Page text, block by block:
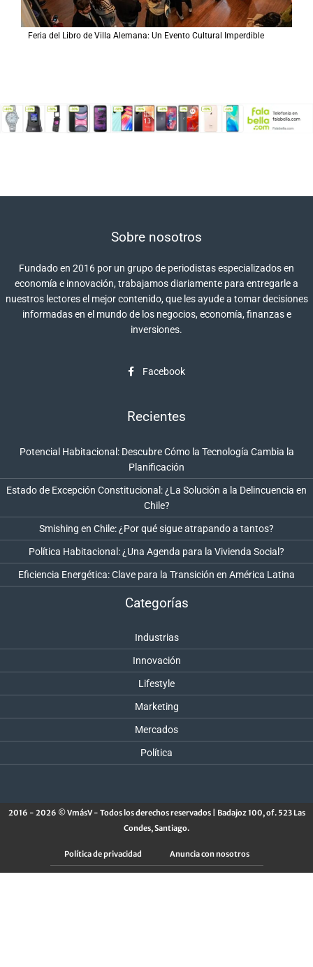
Feria del Libro de Villa Alemana: Un Evento Cultural Imperdible
Sobre nosotros
Fundado en 2016 por un grupo de periodistas especializados en
economía e innovación, trabajamos diariamente para entregarle a
nuestros lectores el mejor contenido, que les ayude a tomar decisiones
informadas en el mundo de los negocios, economía, finanzas e
inversiones.
Facebook
Recientes
Potencial Habitacional: Descubre Cómo la Tecnología Cambia la
Planificación
Estado de Excepción Constitucional: ¿La Solución a la Delincuencia en
Chile?
Smishing en Chile: ¿Por qué sigue atrapando a tantos?
Política Habitacional: ¿Una Agenda para la Vivienda Social?
Eficiencia Energética: Clave para la Transición en América Latina
Categorías
Industrias
Innovación
Lifestyle
Marketing
Mercados
Política
2016 - 2026 © VmásV - Todos los derechos reservados | Badajoz 100, of. 523 Las
Condes, Santiago.
Política de privacidad Anuncia con nosotros